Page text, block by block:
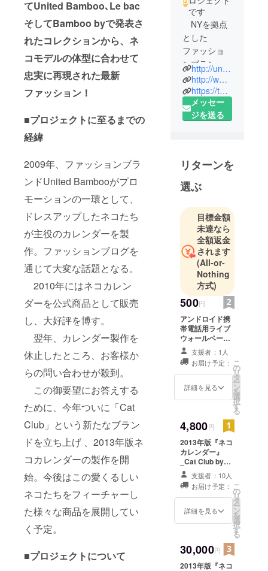
てUnited Bamboo､Le bac
そしてBamboo byで発表さ
れたコレクションから、ネ
コモデルの体型に合わせて
忠実に再現された最新
ファッション！
■プロジェクトに至るまでの
経緯
2009年、ファッションブラ
ンドUnited Bambooがプロ
モーションの一環として、
ドレスアップしたネコたち
が主役のカレンダーを製
作。ファッションブログを
通じて大変な話題となる。
2010年にはネコカレン
ダーを公式商品として販売
し、大好評を博す。
翌年、カレンダー製作を
休止したところ、お客様か
らの問い合わせが殺到。
この御要望にお答えする
ために、今年ついに「Cat
Club」という新たなブラン
ドを立ち上げ 、2013年版ネ
コカレンダーの製作を開
始。今後はこの愛くるしい
ネコたちをフィーチャーし
た様々な商品を展開してい
く予定。
■プロジェクトについて
です
NYを拠点
とした
ファッショ
ンブラン
ド、United
Bambooから
2012年に生
まれたNEW
ネコカレ
ンダーをは
じめとして
今後はネコ
たちを
フィー
チャーした
様々な商品
を展開予
定。
http://unitedbamboo.com
http://www.facebook.com/unitedbamboo
https://twitter.com/UnitedBamboo
メッセー
ジを送る
リターンを
選ぶ
目標金額
未達なら
全額返金
されます
(All-or-
Nothing
方式)
500円
アンドロイド携
帯電話用ライブ
ウォールペー
パーセット
（JPG）をプレ
ゼントいたしま
す。
支援者：1人
お届け予定：
詳細を見る
こ
の
リ
タ
ー
ン
を
選
択
す
る
4,800円
2013年版『ネコ
カレンダー』
_Cat Club by
United
Bambooを完成
次第、プレゼン
トいたします。
※11月末完成予
支援者：10人
お届け予定：
詳細を見る
こ
の
リ
タ
ー
ン
を
選
択
す
る
30,000円
2013年版『ネコ